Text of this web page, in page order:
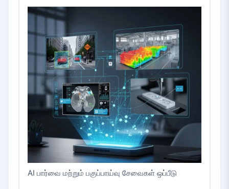
AI பார்வை மற்றும் பகுப்பாய்வு சேவைகள் ஒப்பீடு